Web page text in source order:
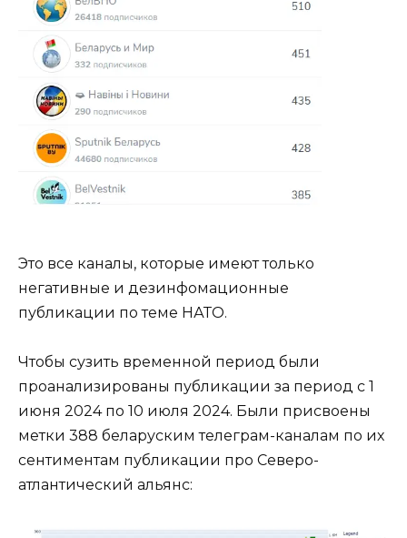
Это все каналы, которые имеют только
негативные и дезинфомационные
публикации по теме НАТО.
Чтобы сузить временной период были
проанализированы публикации за период с 1
июня 2024 по 10 июля 2024. Были присвоены
метки 388 беларуским телеграм-каналам по их
сентиментам публикации про Северо-
атлантический альянс: